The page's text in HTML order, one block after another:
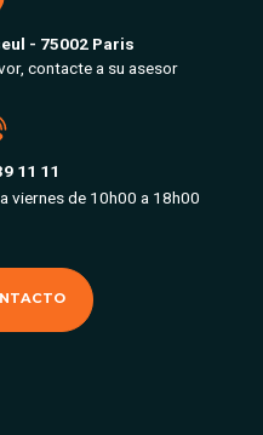
- 75002 Paris
contacte a su asesor
11 11
viernes de 10h00 a 18h00